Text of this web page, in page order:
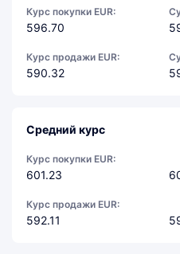
Курс покупки EUR:
596.70
Курс продажи EUR:
590.32
Средний курс
Курс покупки EUR:
601.23
Курс продажи EUR:
592.11